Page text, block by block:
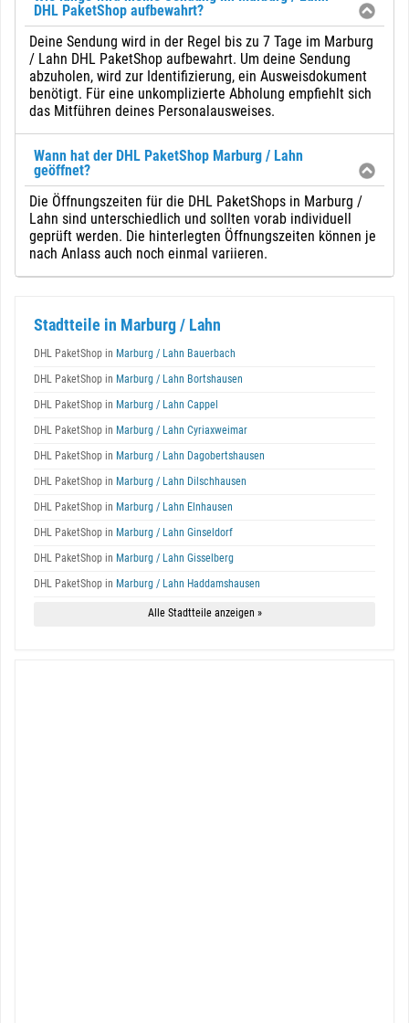
DHL PaketShop aufbewahrt?
Deine Sendung wird in der Regel bis zu 7 Tage im Marburg
/ Lahn DHL PaketShop aufbewahrt. Um deine Sendung
abzuholen, wird zur Identifizierung, ein Ausweisdokument
benötigt. Für eine unkomplizierte Abholung empfiehlt sich
das Mitführen deines Personalausweises.
Wann hat der DHL PaketShop Marburg / Lahn
geöffnet?
Die Öffnungszeiten für die DHL PaketShops in Marburg /
Lahn sind unterschiedlich und sollten vorab individuell
geprüft werden. Die hinterlegten Öffnungszeiten können je
nach Anlass auch noch einmal variieren.
Stadtteile in Marburg / Lahn
DHL PaketShop in Marburg / Lahn Bauerbach
DHL PaketShop in Marburg / Lahn Bortshausen
DHL PaketShop in Marburg / Lahn Cappel
DHL PaketShop in Marburg / Lahn Cyriaxweimar
DHL PaketShop in Marburg / Lahn Dagobertshausen
DHL PaketShop in Marburg / Lahn Dilschhausen
DHL PaketShop in Marburg / Lahn Elnhausen
DHL PaketShop in Marburg / Lahn Ginseldorf
DHL PaketShop in Marburg / Lahn Gisselberg
DHL PaketShop in Marburg / Lahn Haddamshausen
Alle Stadtteile anzeigen »